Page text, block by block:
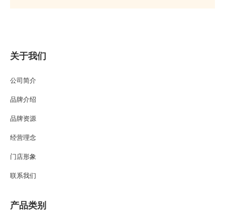
关于我们
公司简介
品牌介绍
品牌资源
经营理念
门店形象
联系我们
产品类别